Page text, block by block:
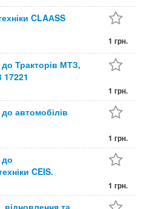
CLAАSS
1 грн.
Тракторів МТЗ,
17221
1 грн.
автомобілів
1 грн.
CEIS.
1 грн.
відновлення та